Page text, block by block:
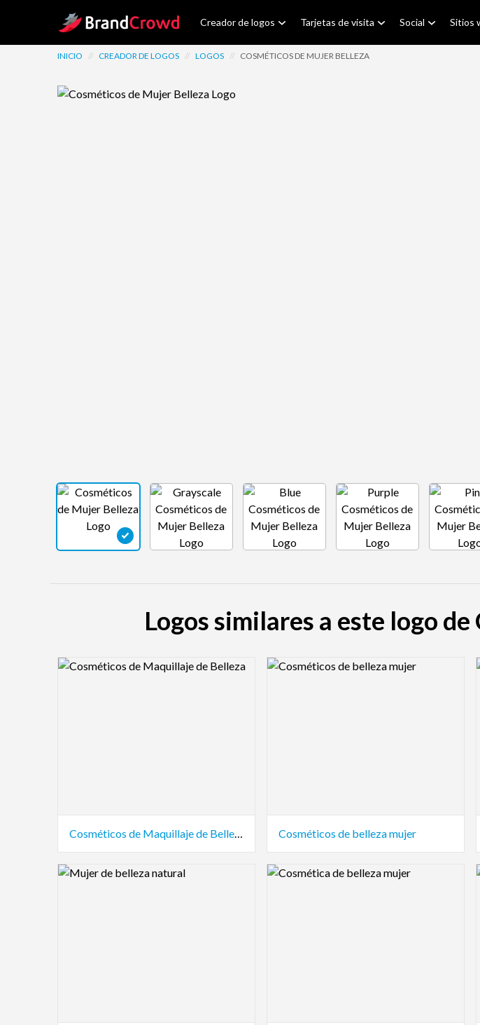
Site Logo Creador de logos Tarjetas de visita Social Sitios
INICIO // CREADOR DE LOGOS // LOGOS // COSMÉTICOS DE MUJER BELLEZA
Logos similares a este logo
Logo Preview Image
Cosméticos de Maquillaje de Belleza
Logo Preview Image
Cosméticos de belleza mujer
Logo Preview Image Logo Preview Image